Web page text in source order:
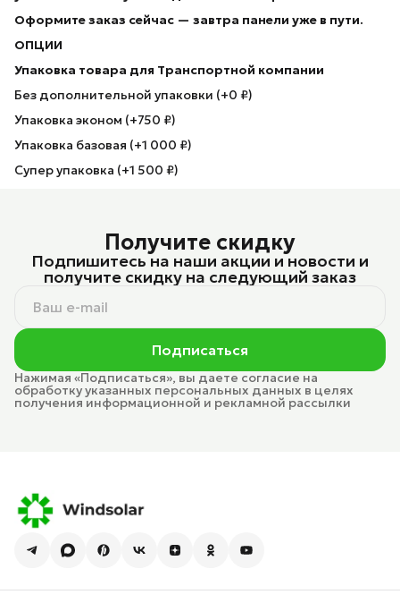
Оформите заказ сейчас — завтра панели уже в пути.
ОПЦИИ
Упаковка товара для Транспортной компании
Без дополнительной упаковки (+0 ₽)
Упаковка эконом (+750 ₽)
Упаковка базовая (+1 000 ₽)
Супер упаковка (+1 500 ₽)
Получите скидку
Подпишитесь на наши акции и новости и
получите скидку на следующий заказ
Подписаться
Нажимая «Подписаться», вы даете согласие на
обработку указанных персональных данных в целях
получения информационной и рекламной рассылки